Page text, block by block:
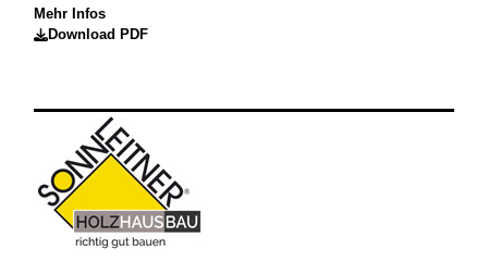
Mehr Infos
Download PDF